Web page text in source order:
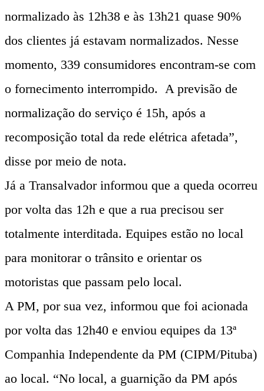
normalizado às 12h38 e às 13h21 quase 90%
dos clientes já estavam normalizados. Nesse
momento, 339 consumidores encontram-se com
o fornecimento interrompido. A previsão de
normalização do serviço é 15h, após a
recomposição total da rede elétrica afetada”,
disse por meio de nota.
Já a Transalvador informou que a queda ocorreu
por volta das 12h e que a rua precisou ser
totalmente interditada. Equipes estão no local
para monitorar o trânsito e orientar os
motoristas que passam pelo local.
A PM, por sua vez, informou que foi acionada
por volta das 12h40 e enviou equipes da 13ª
Companhia Independente da PM (CIPM/Pituba)
ao local. “No local, a guarnição da PM após